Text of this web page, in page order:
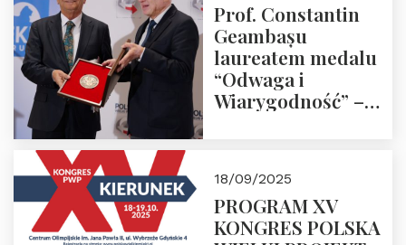
Prof. Constantin
Geambașu
laureatem medalu
“Odwaga i
Wiarygodność” –
18/09/2025
PROGRAM XV
KONGRES POLSKA